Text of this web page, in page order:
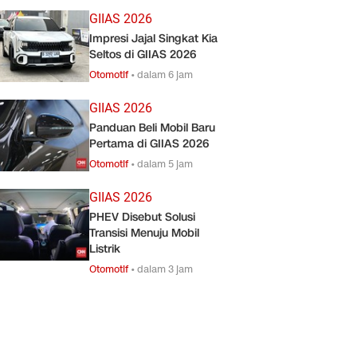
GIIAS 2026
Impresi Jajal Singkat Kia
Seltos di GIIAS 2026
Otomotif•dalam 6 jam
GIIAS 2026
Panduan Beli Mobil Baru
Pertama di GIIAS 2026
Otomotif•dalam 5 jam
GIIAS 2026
PHEV Disebut Solusi
Transisi Menuju Mobil
Listrik
Otomotif•dalam 3 jam